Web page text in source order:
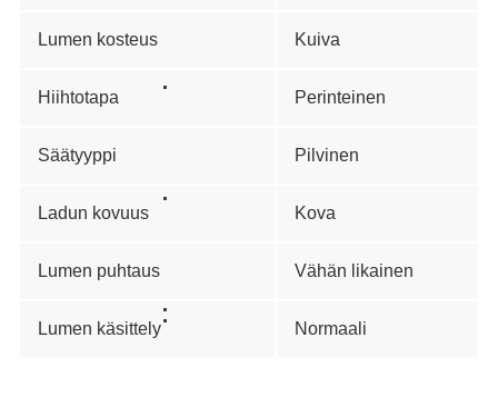
Lumen kosteus Kuiva
Hiihtotapa Perinteinen
Säätyyppi Pilvinen
Ladun kovuus Kova
Lumen puhtaus Vähän likainen
Lumen käsittely Normaali